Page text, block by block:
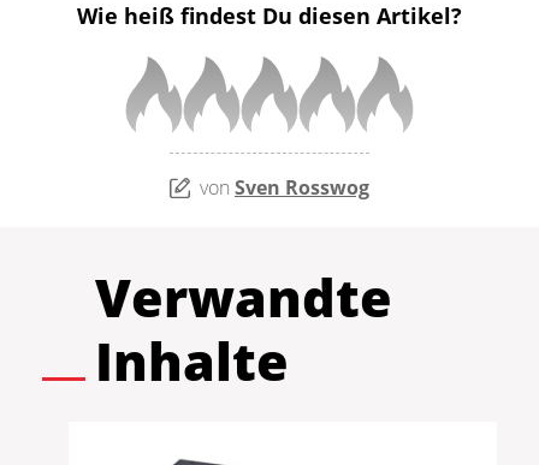
Wie heiß findest Du diesen Artikel?
von Sven Rosswog
Verwandte
Inhalte